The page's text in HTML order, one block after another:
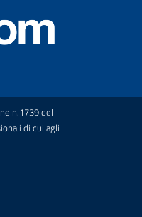
n.1739 del
di cui agli